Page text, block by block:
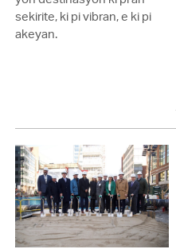
sekirite, ki pi vibran, e ki pi
akeyan.